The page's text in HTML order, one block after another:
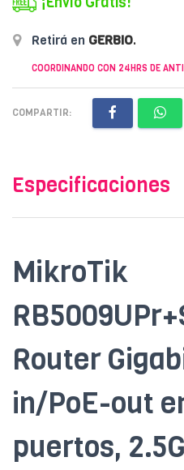
Retirá en GERBIO.
COORDINANDO CON 24HRS DE
COMPARTIR:
Especificaciones
MikroTik
Router
in/PoE-out
puertos,